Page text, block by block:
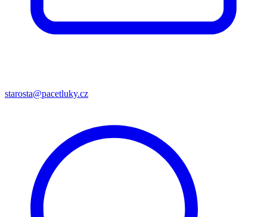
starosta@pacetluky.cz